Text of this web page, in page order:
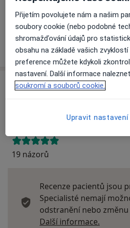
Detaily
Více
o
Názory
Přidejte svůj
19 názorů
Recenze pacientů jsou
Specialisté nemají
odstranění nebo
Další informace.
Přijetím povolujete nám a našim
soubory cookie (nebo podobné
shromažďování údajů pro
obsahu na základě vašich zvyklostí
preference můžete kdykoli
nastavení. Další informace
soukromí a souborů cookie.
Upravit nastavení